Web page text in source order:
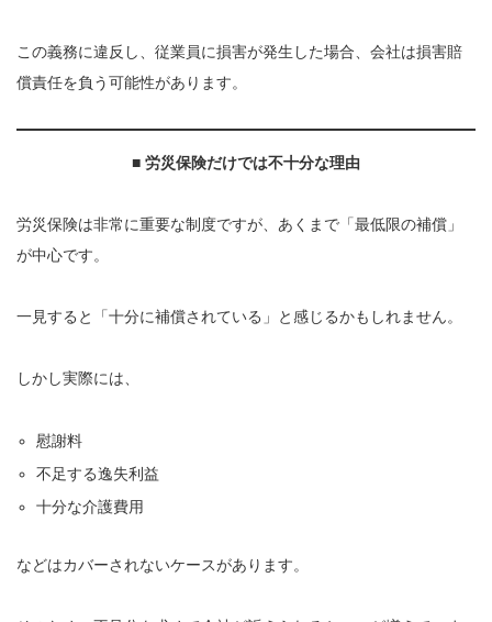
この義務に違反し、従業員に損害が発生した場合、会社は損害賠
償責任を負う可能性があります。
■ 労災保険だけでは不十分な理由
労災保険は非常に重要な制度ですが、あくまで「最低限の補償」
が中心です。
一見すると「十分に補償されている」と感じるかもしれません。
しかし実際には、
慰謝料
不足する逸失利益
十分な介護費用
などはカバーされないケースがあります。